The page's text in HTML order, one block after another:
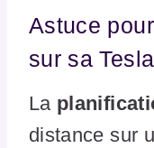
Astuce
sur sa Tesla
La
distance sur